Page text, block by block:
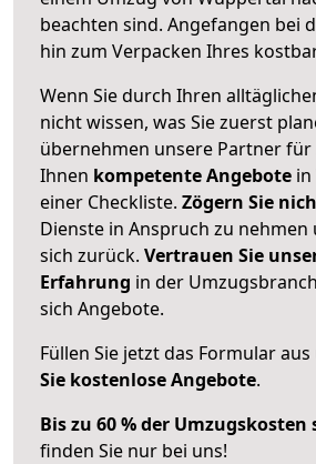
beachten sind. Angefangen bei
hin zum Verpacken Ihres
Wenn Sie durch Ihren
nicht wissen, was Sie zuerst
übernehmen unsere Partner für
Ihnen kompetente Angebote
einer Checkliste. Zögern Sie
Dienste in Anspruch zu nehmen
sich zurück. Vertrauen Sie
Erfahrung in der
sich Angebote.
Füllen Sie jetzt das Formular aus
Sie kostenlose Angebote.
Bis zu 60 % der Umzugskosten
finden Sie nur bei uns!